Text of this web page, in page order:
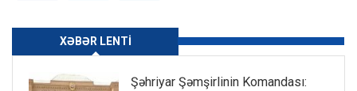
XƏBƏR LENTI
Şəhriyar Şəmşirlinin Komandası: